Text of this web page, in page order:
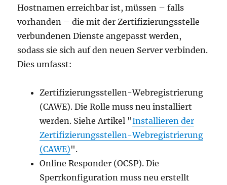
Hostnamen erreichbar ist, müssen – falls
vorhanden – die mit der Zertifizierungsstelle
verbundenen Dienste angepasst werden,
sodass sie sich auf den neuen Server verbinden.
Dies umfasst:
Zertifizierungsstellen-Webregistrierung
(CAWE). Die Rolle muss neu installiert
werden. Siehe Artikel "Installieren der
Zertifizierungsstellen-Webregistrierung
(CAWE)".
Online Responder (OCSP). Die
Sperrkonfiguration muss neu erstellt